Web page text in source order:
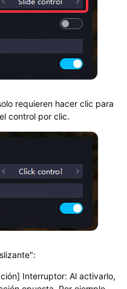
requieren hacer clic para
control por clic.
Interruptor: Al activarlo,